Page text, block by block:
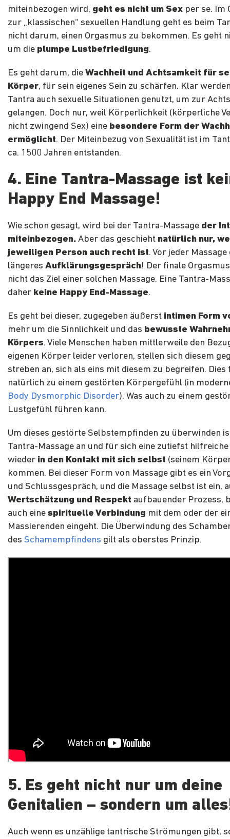
miteinbezogen wird, geht es nicht um Sex per se. Im
zur „klassischen“ sexuellen Handlung geht es beim
nicht darum, einen Orgasmus zu bekommen. Es geht
um die plumpe Lustbefriedigung.
Es geht darum, die Wachheit und Achtsamkeit für
Körper, für sein eigenes Sein zu schärfen. Klar
Tantra auch sexuelle Situationen genutzt, um zur
gelangen. Doch nur, weil Körperlichkeit (körperliche
nicht zwingend Sex) eine besondere Form der
ermöglicht. Der Miteinbezug von Sexualität ist im
ca. 1500 Jahren entstanden.
4. Eine Tantra-Massage ist
Happy End Massage!
Wie schon gesagt, wird bei der Tantra-Massage der
miteinbezogen. Aber das geschieht natürlich nur,
jeweiligen Person auch recht ist. Vor jeder
längeres Aufklärungsgespräch! Der finale
nicht das Ziel einer solchen Massage. Eine Tantra-
daher keine Happy End-Massage.
Es geht bei dieser, zugegeben äußerst intimen Form
mehr um die Sinnlichkeit und das bewusste
Körpers. Viele Menschen haben mittlerweile den
eigenen Körper leider verloren, stellen sich diesem
streben an, sich als eins mit diesem zu begreifen.
natürlich zu einem gestörten Körpergefühl (in
Body Dysmorphic Disorder). Was auch zu einem
Lustgefühl führen kann.
Um dieses gestörte Selbstempfinden zu überwinden
Tantra-Massage an und für sich eine zutiefst
wieder in den Kontakt mit sich selbst (seinem
kommen. Bei dieser Form von Massage gibt es ein
und Schlussgespräch, und die Massage selbst ist ein,
Wertschätzung und Respekt aufbauender Prozess,
auch eine spirituelle Verbindung mit dem oder der
Massierenden eingeht. Die Überwindung des
des Schamempfindens gilt als oberstes Prinzip.
5. Es geht nicht nur um deine
Genitalien – sondern um
Auch wenn es unzählige tantrische Strömungen gibt,